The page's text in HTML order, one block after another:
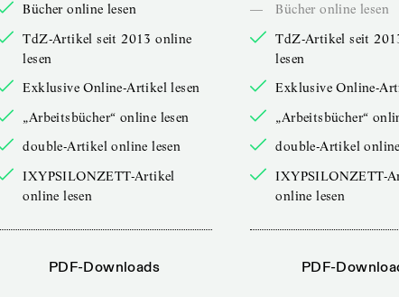
Bücher online lesen
TdZ-Artikel seit 2013 online
lesen
Exklusive Online-Artikel lesen
„Arbeitsbücher“ online lesen
double-Artikel online lesen
IXYPSILONZETT-Artikel
online lesen
PDF-Downloads
—
Bücher online lesen
TdZ-Artikel seit
lesen
Exklusive Online-
„Arbeitsbücher“
double-Artikel
IXYPSILONZETT-
online lesen
PDF-